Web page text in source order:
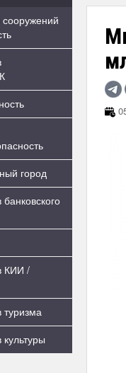
сооружений
город
КИИ /
туризма